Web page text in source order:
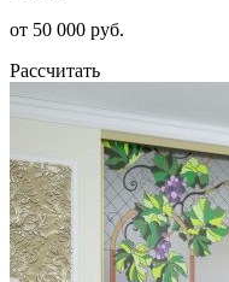
от 50 000 руб.
Рассчитать